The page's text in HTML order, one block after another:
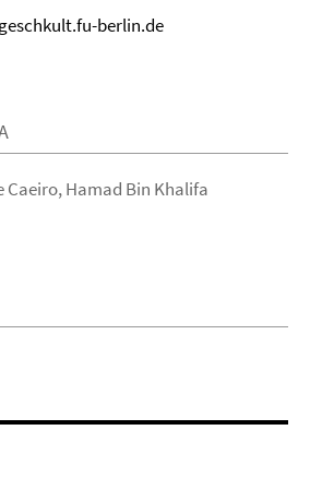
berlin.de
Caeiro, Hamad Bin Khalifa